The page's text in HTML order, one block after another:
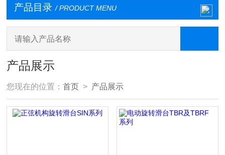
产品目录 / PRODUCT MENU
产品展示
您现在的位置：首页 > 产品展示